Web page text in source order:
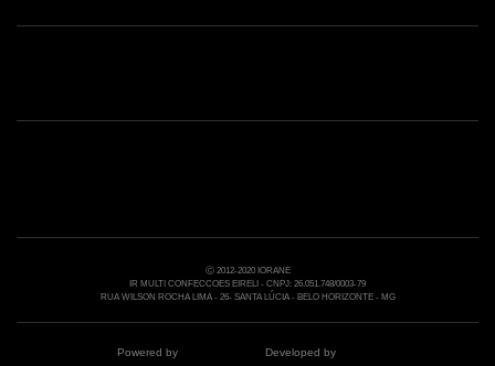
Nossas Lojas
Ⓒ 2012-2020 IORANE
IR MULTI CONFECCOES EIRELI - CNPJ: 26.051.748/0003-79
RUA WILSON ROCHA LIMA - 26- SANTA LÚCIA - BELO HORIZONTE - MG
Powered by Developed by